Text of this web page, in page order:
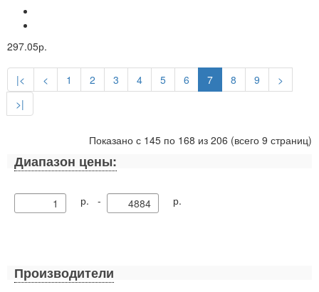
297.05р.
|< < 1 2 3 4 5 6 7 8 9
>
>|
Показано с 145 по 168 из 206 (всего 9 страниц)
Диапазон цены:
р. - р.
Производители